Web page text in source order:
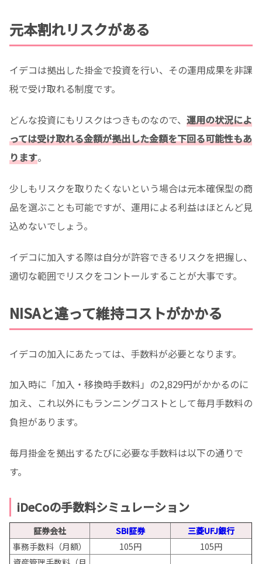
元本割れリスクがある
イデコは拠出した掛金で投資を行い、その運用成果を非課
税で受け取れる制度です。
どんな投資にもリスクはつきものなので、 運用の状況によ
っては受け取れる金額が拠出した金額を下回る可能性もあ
ります。
少しもリスクを取りたくないという場合は元本確保型の商
品を選ぶことも可能ですが、運用による利益はほとんど見
込めないでしょう。
イデコに加入する際は自分が許容できるリスクを把握し、
適切な範囲でリスクをコントールすることが大事です。
NISAと違って維持コストがかかる
イデコの加入にあたっては、手数料が必要となります。
加入時に「加入・移換時手数料」の2,829円がかかるのに
加え、これ以外にもランニングコストとして毎月手数料の
負担があります。
毎月掛金を拠出するたびに必要な手数料は以下の通りで
す。
iDeCoの手数料シミュレーション
証券会社 SBI証券
三菱UFJ銀行
事務手数料（月額）
105円
105円